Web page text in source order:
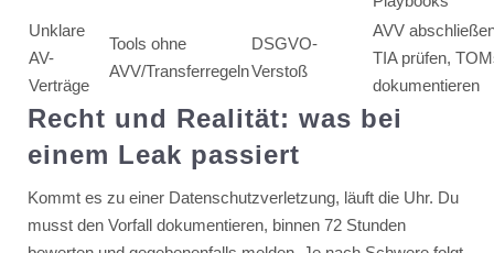
Unklare
AV-
Verträge
Tools ohne
AVV/Transferregeln
DSGVO-
Verstoß
AVV
TIA prüfen,
dokumentieren
Recht und Realität: was bei
einem Leak passiert
Kommt es zu einer Datenschutzverletzung, läuft die Uhr. Du
musst den Vorfall dokumentieren, binnen 72 Stunden